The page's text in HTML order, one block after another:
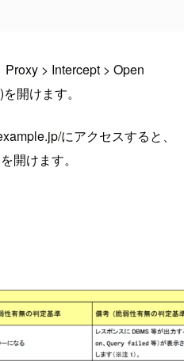
> Intercept > Open
開けます。
にアクセスすると、
開けます。